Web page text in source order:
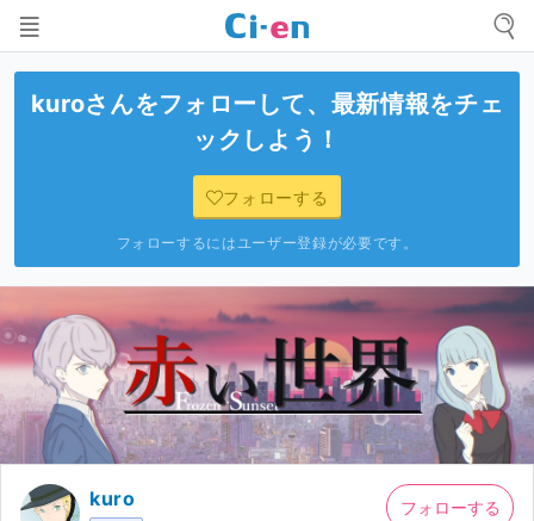
kuroさんをフォローして、最新情報をチェ
ックしよう！
フォローする
フォローするにはユーザー登録が必要です。
kuro フォローする